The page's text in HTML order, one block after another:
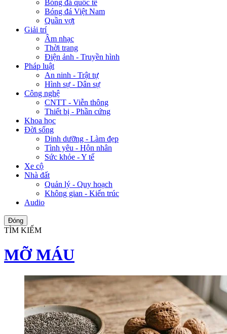
Bóng đá quốc tế
Bóng đá Việt Nam
Quần vợt
Giải trí
Âm nhạc
Thời trang
Điện ảnh - Truyền hình
Pháp luật
An ninh - Trật tự
Hình sự - Dân sự
Công nghệ
CNTT - Viễn thông
Thiết bị - Phần cứng
Khoa học
Đời sống
Dinh dưỡng - Làm đẹp
Tình yêu - Hôn nhân
Sức khỏe - Y tế
Xe cộ
Nhà đất
Quản lý - Quy hoạch
Không gian - Kiến trúc
Audio
Đóng
TÌM KIẾM
MỠ MÁU